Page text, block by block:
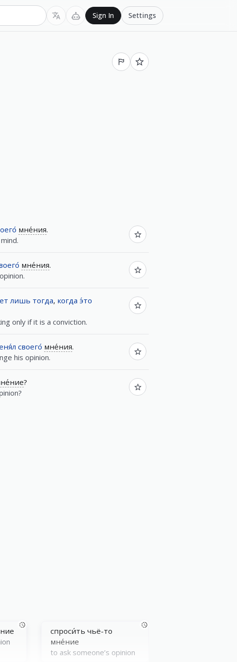
Sign In Settings
мне́ния.
мне́ния.
лишь тогда, когда э́то
only if it is a conviction.
своего́ мне́ния.
his opinion.
?
спроси́ть чьё-то
мне́ние
to ask someone’s opinion